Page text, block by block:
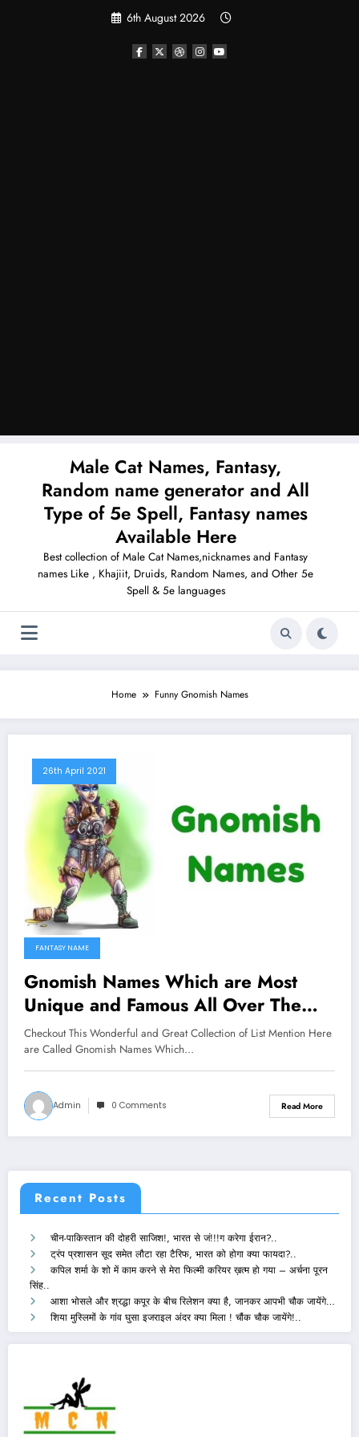
6th August 2026
Male Cat Names, Fantasy,
Random name generator and All
Type of 5e Spell, Fantasy names
Available Here
Best collection of Male Cat Names,nicknames and Fantasy
names Like , Khajiit, Druids, Random Names, and Other 5e
Spell & 5e languages
Home Funny Gnomish Names
26th April 2021
FANTASY NAME
Gnomish Names Which are Most
Unique and Famous All Over The
Worlds
Checkout This Wonderful and Great Collection of List Mention Here
are Called Gnomish Names Which…
Admin 0 Comments Read More
Recent Posts
चीन-पाकिस्तान की दोहरी साजिश!, भारत से जं!!!ग करेगा ईरान?..
ट्रंप प्रशासन सूद समेत लौटा रहा टैरिफ, भारत को होगा क्या फायदा?..
कपिल शर्मा के शो में काम करने से मेरा फिल्मी करियर ख़त्म हो गया – अर्चना पूरन
सिंह..
आशा भोसले और श्रद्धा कपूर के बीच रिलेशन क्या है, जानकर आपभी चौक जायेंगे…
शिया मुस्लिमों के गांव घुसा इजराइल अंदर क्या मिला ! चौंक चौक जायेंगे!..